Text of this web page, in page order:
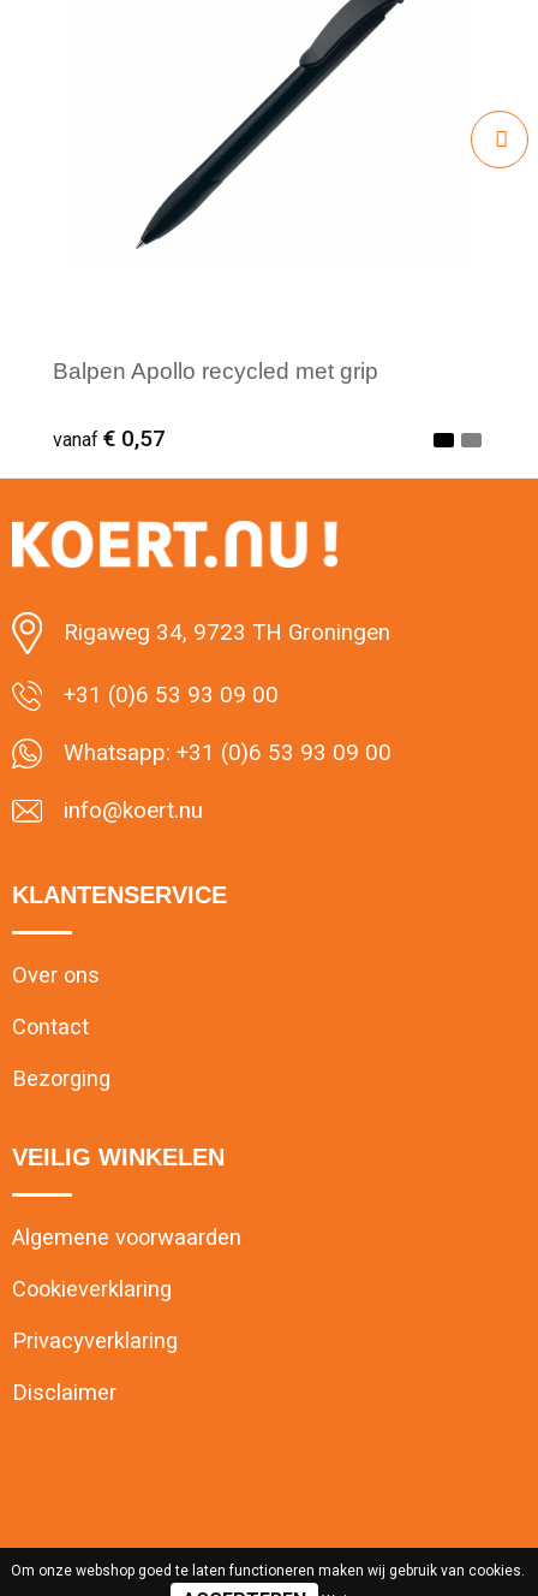
Balpen Apollo recycled met grip
vanaf € 0,57
Minimale afname: 1
Rigaweg 34, 9723 TH Groningen
+31 (0)6 53 93 09 00
Whatsapp: +31 (0)6 53 93 09 00
info@koert.nu
KLANTENSERVICE
Over ons
Contact
Bezorging
VEILIG WINKELEN
Algemene voorwaarden
Cookieverklaring
Privacyverklaring
Disclaimer
Om onze webshop goed te laten functioneren maken wij gebruik van cookies.